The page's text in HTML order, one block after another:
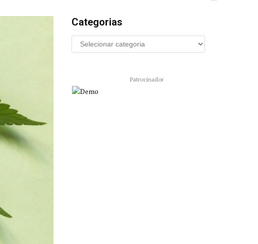
Categorias
Patrocinador